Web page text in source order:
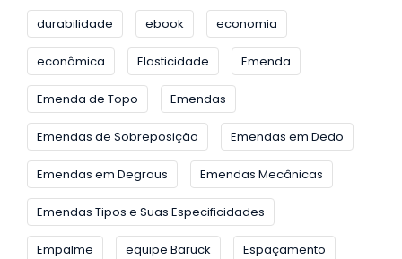
durabilidade ebook economia
econômica Elasticidade Emenda
Emenda de Topo Emendas
Emendas de Sobreposição Emendas em Dedo
Emendas em Degraus Emendas Mecânicas
Emendas Tipos e Suas Especificidades
Empalme equipe Baruck Espaçamento